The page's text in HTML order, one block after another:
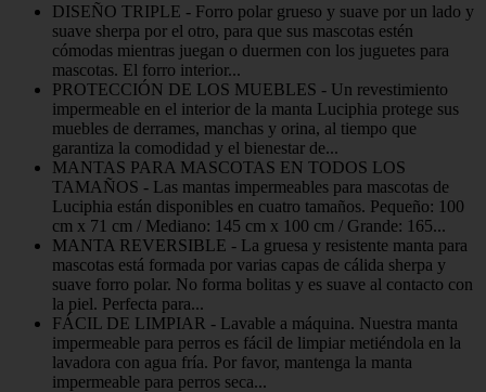
DISEÑO TRIPLE - Forro polar grueso y suave por un lado y
suave sherpa por el otro, para que sus mascotas estén
cómodas mientras juegan o duermen con los juguetes para
mascotas. El forro interior...
PROTECCIÓN DE LOS MUEBLES - Un revestimiento
impermeable en el interior de la manta Luciphia protege sus
muebles de derrames, manchas y orina, al tiempo que
garantiza la comodidad y el bienestar de...
MANTAS PARA MASCOTAS EN TODOS LOS
TAMAÑOS - Las mantas impermeables para mascotas de
Luciphia están disponibles en cuatro tamaños. Pequeño: 100
cm x 71 cm / Mediano: 145 cm x 100 cm / Grande: 165...
MANTA REVERSIBLE - La gruesa y resistente manta para
mascotas está formada por varias capas de cálida sherpa y
suave forro polar. No forma bolitas y es suave al contacto con
la piel. Perfecta para...
FÁCIL DE LIMPIAR - Lavable a máquina. Nuestra manta
impermeable para perros es fácil de limpiar metiéndola en la
lavadora con agua fría. Por favor, mantenga la manta
impermeable para perros seca...